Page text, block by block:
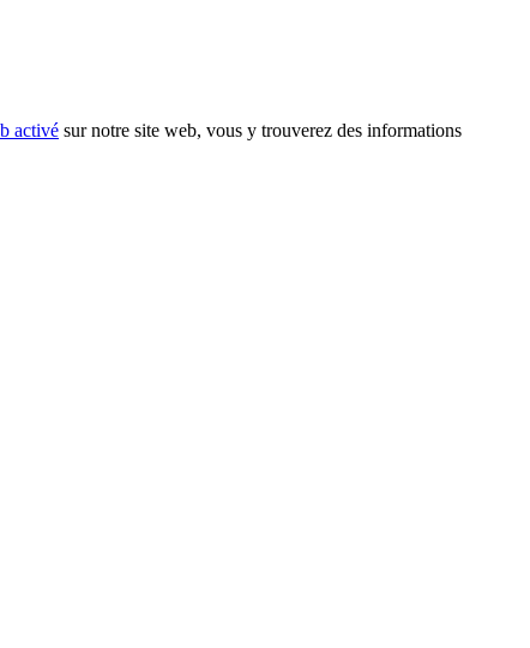
activé sur notre site web, vous y trouverez des informations